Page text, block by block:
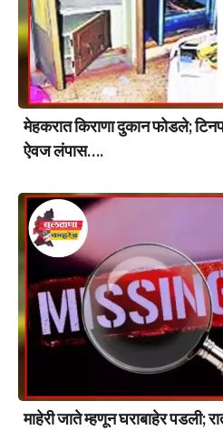
मेहकरात किराणा दुकान फोडले;
ऐवज लंपास….
माहेरी जाते म्हणून घराबाहेर पडली;